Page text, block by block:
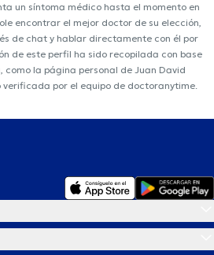
un síntoma médico hasta el momento en
encontrar el mejor doctor de su elección,
de chat y hablar directamente con él por
de este perfil ha sido recopilada con base
como la página personal de Juan David
por el equipo de doctoranytime.